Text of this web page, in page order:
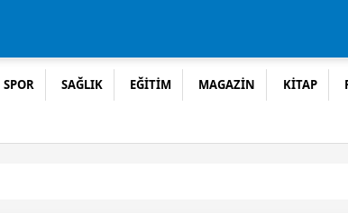
SPOR SAĞLIK EĞİTİM MAGAZİN KİTAP